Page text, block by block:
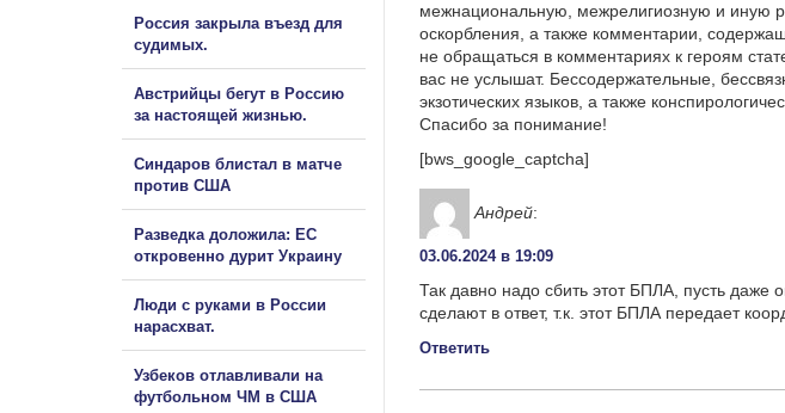
межнациональную, межрелигиозную и иную
оскорбления, а также комментарии,
не обращаться в комментариях к героям
вас не услышат. Бессодержательные,
экзотических языков, а также
Спасибо за понимание!
[bws_google_captcha]
Андрей:
03.06.2024 в 19:09
Так давно надо сбить этот БПЛА, пусть даже
сделают в ответ, т.к. этот БПЛА передает
Ответить
Россия закрыла въезд для
судимых.
Австрийцы бегут в Россию
за настоящей жизнью.
Синдаров блистал в матче
против США
Разведка доложила: ЕС
откровенно дурит Украину
Люди с руками в России
нарасхват.
Узбеков отлавливали на
футбольном ЧМ в США